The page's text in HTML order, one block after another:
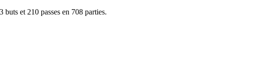
et 210 passes en 708 parties.